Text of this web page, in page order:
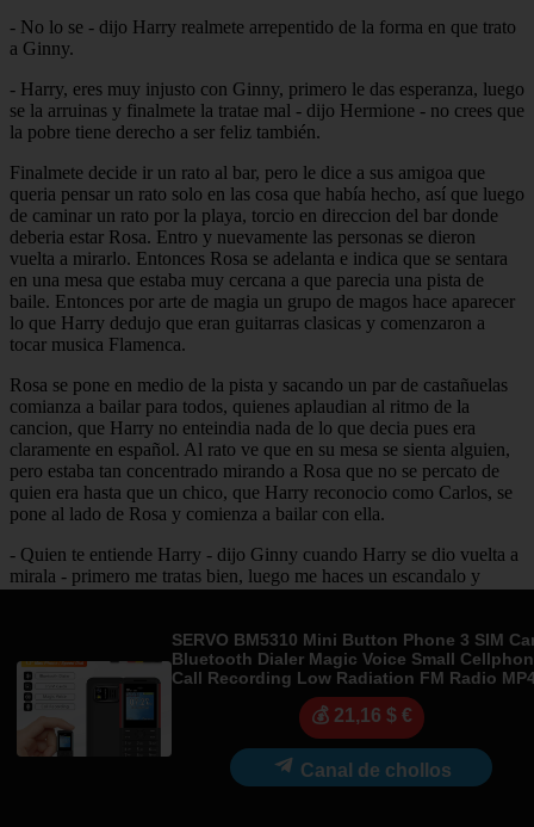
- No lo se - dijo Harry realmete arrepentido de la forma en que trato
a Ginny.
- Harry, eres muy injusto con Ginny, primero le das esperanza, luego
se la arruinas y finalmete la tratae mal - dijo Hermione - no crees que
la pobre tiene derecho a ser feliz también.
Finalmete decide ir un rato al bar, pero le dice a sus amigoa que
queria pensar un rato solo en las cosa que había hecho, así que luego
de caminar un rato por la playa, torcio en direccion del bar donde
deberia estar Rosa. Entro y nuevamente las personas se dieron
vuelta a mirarlo. Entonces Rosa se adelanta e indica que se sentara
en una mesa que estaba muy cercana a que parecia una pista de
baile. Entonces por arte de magia un grupo de magos hace aparecer
lo que Harry dedujo que eran guitarras clasicas y comenzaron a
tocar musica Flamenca.
Rosa se pone en medio de la pista y sacando un par de castañuelas
comianza a bailar para todos, quienes aplaudian al ritmo de la
cancion, que Harry no enteindia nada de lo que decia pues era
claramente en español. Al rato ve que en su mesa se sienta alguien,
pero estaba tan concentrado mirando a Rosa que no se percato de
quien era hasta que un chico, que Harry reconocio como Carlos, se
pone al lado de Rosa y comienza a bailar con ella.
- Quien te entiende Harry - dijo Ginny cuando Harry se dio vuelta a
mirala - primero me tratas bien, luego me haces un escandalo y
- No se Ginny - respondio Harry tomandole la manos - es que son
tantas cosas las que pasan por mi cabeza que no logro poner mis
ideas en orden.
- Lo se Harry - respondio Ginny - he conversado de eso con Carlos,
no se porque - se apresuro a decir Ginny - y me dijo que el problema
era que tu tenias que poner tus ideas en orden, y que yo te estaba
SERVO BM5310 Mini Button Phone 3 SIM
Bluetooth Dialer Magic Voice Small
Call Recording Low Radiation FM Radio
💰 21,16 $ €
Canal de chollos